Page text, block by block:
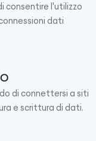
consentire l'utilizzo
dati
di connettersi a siti
e scrittura di dati.